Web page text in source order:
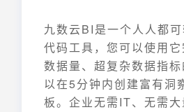
九数云BI是一个人人都
代码工具，您可以使用
数据量、超复杂数据指
以在5分钟内创建富有洞
板。企业无需IT、无需大